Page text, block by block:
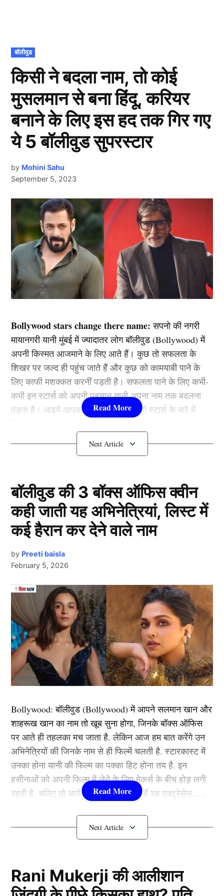
POSTED
IN
बॉलीवुड
किसी ने बदला नाम, तो कोई
मुसलमान से बना हिंदू, करियर
बनाने के लिए इस हद तक गिर गए
ये 5 बॉलीवुड सुपरस्टार
by Mohini Sahu
September 5, 2023
Bollywood stars change there name: सपनो की नगरी
मायानगरी यानी मुंबई में ज्यादातर लोग बॉलीवुड (Bollywood) में
अपनी किस्मत आजमाने के लिए आते हैं। कुछ तो सफलता के
शिखर पर जल्द ही पहुंच जाते हैं और कुछ को कामयाबी पाने के
लिए काफी मशक्कत करनीं पड़ती है। सफलता पाने के लिए कभी-
कभी इन स्टार्स को अपनी पहचान यानी अपना नाम तक बदलना
पड़ता है। आइये आपको बताते हैं कुछ ऐसे ही स्टार्स के बारे में
अमिताभ बच्चन
सदी के महानायक अमिताभ बच्चन को कौन नहीं जानता। उनकी
गिनती फिल्म इंडस्ट्री के महान कलाकारों में होती है। अपनी
एक्टिंग और डॉयलाग्स के दम पर उन्होंने बॉलीवुड में एक अलग
पहचान बनाई है। 80 साल के होने के बाद भी बिग बी बॉलीवुड में
रहे हैं। लेकिन बहुत कम लोगों को ये बात पता होगी कि उनका
असली नाम अमिताभ बच्चन नहीं है। दरअसल एक दिन अमिताभ
Next Article
बॉलीवुड की 3 बॉक्स ऑफिस क्वीन
कही जाती यह अभिनेत्रियां, लिस्ट में
कई हैरान कर देने वाले नाम
by Preeti baisla
February 5, 2026
Bollywood:बॉलीवुड (Bollywood)में आपने सलमान खान और
शाहरूख खान का नाम तो खूब सुना होगा, जिनके बॉक्स ऑफिस
पर आते ही तहलका मच जाता है. लेकिन आज हम बात करेंगे उन
अभिनेत्रियों की जिनके नाम से ही फिल्में चलती है. स्टारकास्ट में
उनका होना यानी की फिल्म का पक्का हिट होना तय है. इन
हसीनाओं को अपनी फिल्म में लेने के लिए मेकर्स के बीच होड़ लगी
रहती है. चलिए तो आगे जानते हैं कौन-कौन हैं यह एक्ट्रेसेस…..
कौन हैंBollywood की यह हसीनाएं?
Padukone)
Rani Mukerji की आलीशान